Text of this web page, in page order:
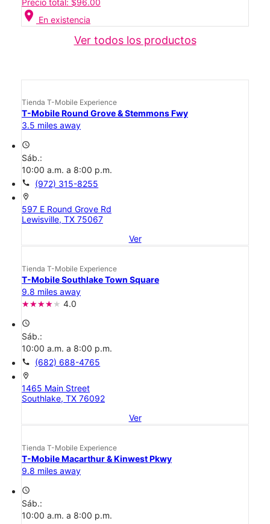
Precio total: $96.00
location_on En existencia
Ver todos los productos
Tienda T-Mobile Experience
T-Mobile Round Grove & Stemmons Fwy
3.5 miles away
access_time
Sáb.:
10:00 a.m. a 8:00 p.m.
call (972) 315-8255
location_on
597 E Round Grove Rd
Lewisville, TX 75067
Ver
Tienda T-Mobile Experience
T-Mobile Southlake Town Square
9.8 miles away
4.0
access_time
Sáb.:
10:00 a.m. a 8:00 p.m.
call (682) 688-4765
location_on
1465 Main Street
Southlake, TX 76092
Ver
Tienda T-Mobile Experience
T-Mobile Macarthur & Kinwest Pkwy
9.8 miles away
access_time
Sáb.:
10:00 a.m. a 8:00 p.m.